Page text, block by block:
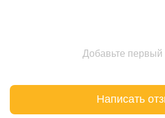
Добавьте первый
Написать